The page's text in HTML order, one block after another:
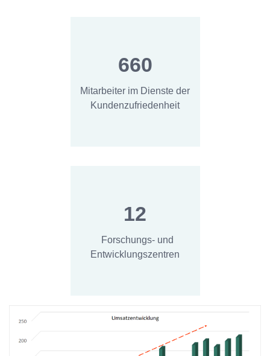
660
Mitarbeiter im Dienste der
Kundenzufriedenheit
12
Forschungs- und
Entwicklungszentren